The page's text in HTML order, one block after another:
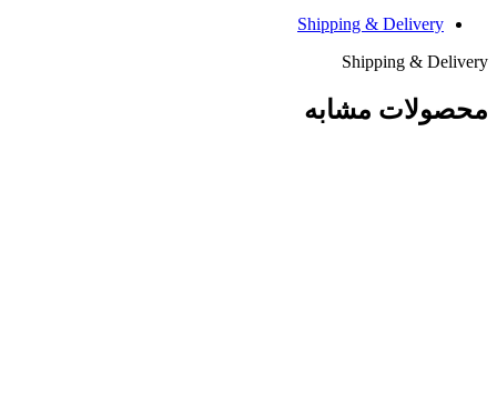
Shipping & Delivery
Shipping & Delivery
محصولات مشابه